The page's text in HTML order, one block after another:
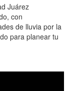
Juárez
con
de lluvia por la
para planear tu